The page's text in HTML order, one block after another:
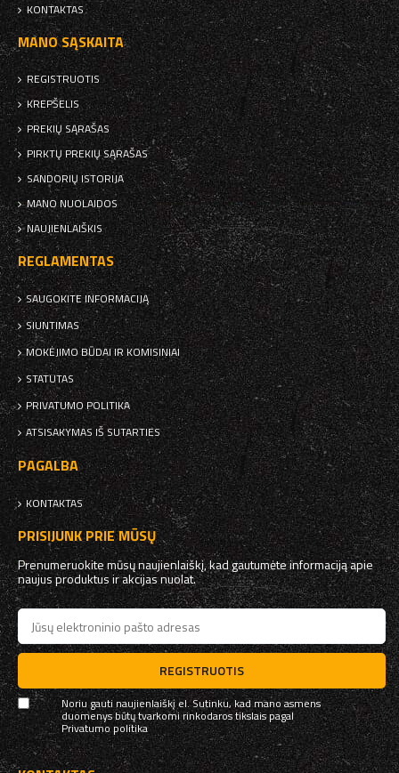
KONTAKTAS
MANO SĄSKAITA
REGISTRUOTIS
KREPŠELIS
PREKIŲ SĄRAŠAS
PIRKTŲ PREKIŲ SĄRAŠAS
SANDORIŲ ISTORIJA
MANO NUOLAIDOS
NAUJIENLAIŠKIS
REGLAMENTAS
SAUGOKITE INFORMACIJĄ
SIUNTIMAS
MOKĖJIMO BŪDAI IR KOMISINIAI
STATUTAS
PRIVATUMO POLITIKA
ATSISAKYMAS IŠ SUTARTIES
PAGALBA
KONTAKTAS
PRISIJUNK PRIE MŪSŲ
Prenumeruokite mūsų naujienlaiškį, kad gautumėte informaciją apie
naujus produktus ir akcijas nuolat.
REGISTRUOTIS
Noriu gauti naujienlaiškį el. Sutinku, kad mano asmens
duomenys būtų tvarkomi rinkodaros tikslais pagal
Privatumo politika